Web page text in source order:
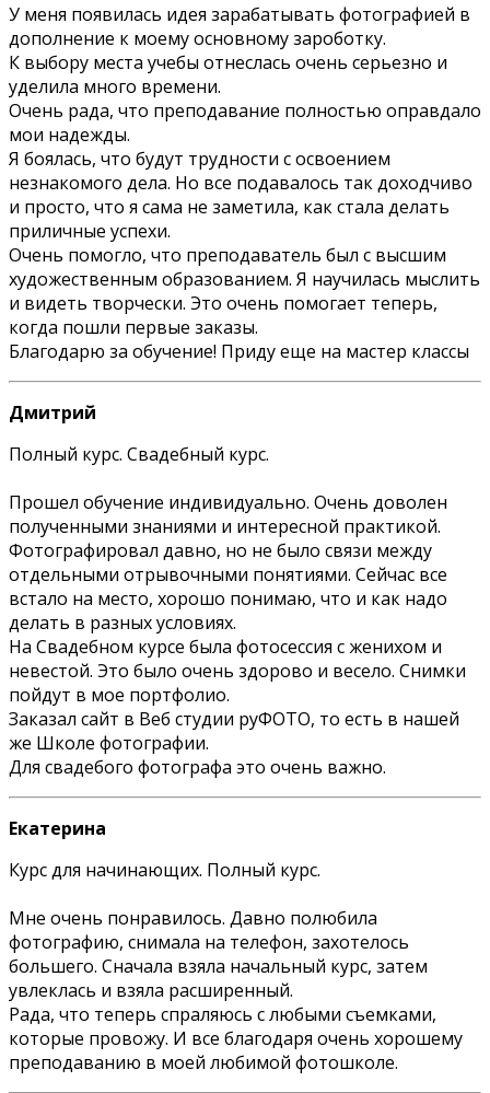
У меня появилась идея зарабатывать фотографией в
дополнение к моему основному зароботку.
К выбору места учебы отнеслась очень серьезно и
уделила много времени.
Очень рада, что преподавание полностью оправдало
мои надежды.
Я боялась, что будут трудности с освоением
незнакомого дела. Но все подавалось так доходчиво
и просто, что я сама не заметила, как стала делать
приличные успехи.
Очень помогло, что преподаватель был с высшим
художественным образованием. Я научилась мыслить
и видеть творчески. Это очень помогает теперь,
когда пошли первые заказы.
Благодарю за обучение! Приду еще на мастер классы
Дмитрий
Полный курс. Свадебный курс.
Прошел обучение индивидуально. Очень доволен
полученными знаниями и интересной практикой.
Фотографировал давно, но не было связи между
отдельными отрывочными понятиями. Сейчас все
встало на место, хорошо понимаю, что и как надо
делать в разных условиях.
На Свадебном курсе была фотосессия с женихом и
невестой. Это было очень здорово и весело. Снимки
пойдут в мое портфолио.
Заказал сайт в Веб студии руФОТО, то есть в нашей
же Школе фотографии.
Для свадебого фотографа это очень важно.
Екатерина
Курс для начинающих. Полный курс.
Мне очень понравилось. Давно полюбила
фотографию, снимала на телефон, захотелось
большего. Сначала взяла начальный курс, затем
увлеклась и взяла расширенный.
Рада, что теперь спраляюсь с любыми съемками,
которые провожу. И все благодаря очень хорошему
преподаванию в моей любимой фотошколе.